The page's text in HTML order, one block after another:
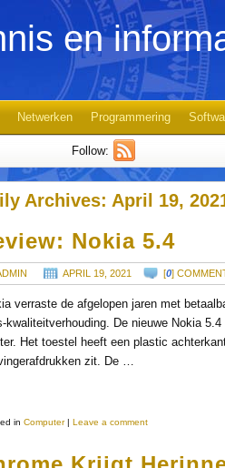
en
Netwerken Programmering
Follow:
Archives: April 19,
Nokia 5.4
APRIL 19, 2021 [0]
verraste de afgelopen jaren met
kwaliteitverhouding. De nieuwe Nokia
Het toestel heeft een plastic
zit. De …
in Computer | Leave a comment